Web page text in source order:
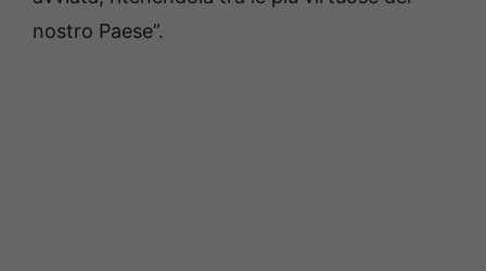
nostro Paese”.